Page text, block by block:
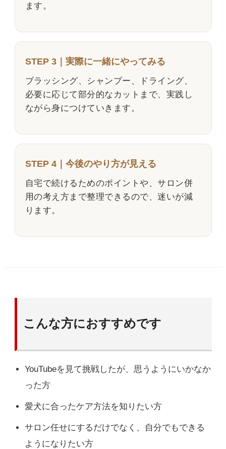
ます。
STEP 3｜実際に一緒にやってみる
ブラッシング、シャンプー、ドライング、
必要に応じて部分的なカットまで、実践し
ながら身につけていきます。
STEP 4｜今後のやり方が見える
自宅で続けるためのポイントや、サロン併
用の考え方まで整理できるので、迷いが減
ります。
こんな方におすすめです
YouTubeを見て挑戦したが、思うようにいかなか
った方
愛犬に合ったケア方法を知りたい方
サロン任せにするだけでなく、自分でもできる
ようになりたい方